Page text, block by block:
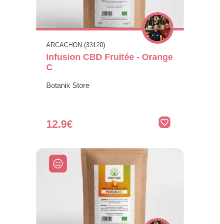
ARCACHON (33120)
Infusion CBD Fruitée - Orange
C
Botanik Store
12.9€